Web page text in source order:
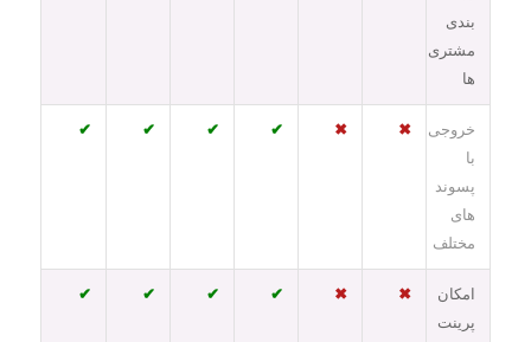
بندی
مشتری
ها
خروجی
با
پسوند
های
مختلف
✖
✖
✔
✔
✔
✔
امکان
پرینت
✖
✖
✔
✔
✔
✔